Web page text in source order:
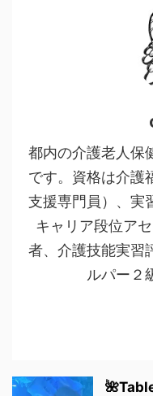
都内の介護老人保
です。資格は介護
支援専門員）、実
キャリア段位ア
者、介護技能実習
ルパー２